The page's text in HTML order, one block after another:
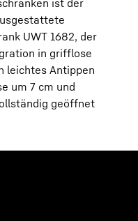
ist der
UWT 1682, der
in grifflose
leichtes Antippen
um 7 cm und
geöffnet